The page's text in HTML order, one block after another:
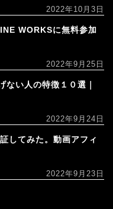
2022年10月3日
WORKSに無料参加
2022年9月25日
ない人の特徴１０選｜
2022年9月24日
してみた。動画アフィ
2022年9月23日